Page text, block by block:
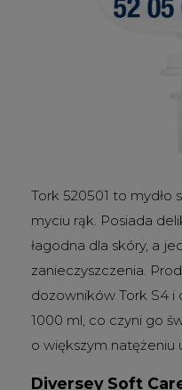
Tork 520501 to mydło
myciu rąk. Posiada
łagodna dla skóry, a
zanieczyszczenia.
dozowników Tork S4
1000 ml, co czyni go
o większym natężeniu
Diversey Soft